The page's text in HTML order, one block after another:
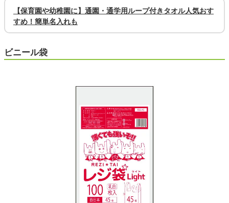
【保育園や幼稚園に】通園・通学用ループ付きタオル人気おす
すめ！簡単名入れも
ビニール袋